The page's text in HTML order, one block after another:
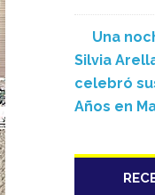
Una
Silvia
celebró
Años en